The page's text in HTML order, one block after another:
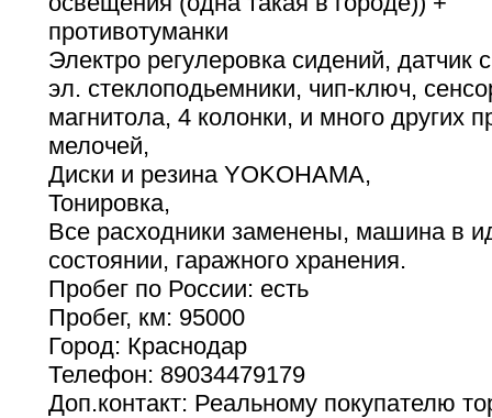
противотуманки
Электро регулеровка сидений, датчик
эл. стеклоподьемники, чип-ключ,
магнитола, 4 колонки, и много других
мелочей,
Диски и резина YOKOHAMA,
Тонировка,
Все расходники заменены, машина в
состоянии, гаражного хранения.
Пробег по России: есть
Пробег, км: 95000
Город: Краснодар
Телефон: 89034479179
Доп.контакт: Реальному покупателю